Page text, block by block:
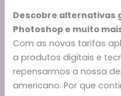
Descobre alternativas
Photoshop e muito
Com as novas tarifas
a produtos digitais e
repensarmos a nossa
americano. Por que